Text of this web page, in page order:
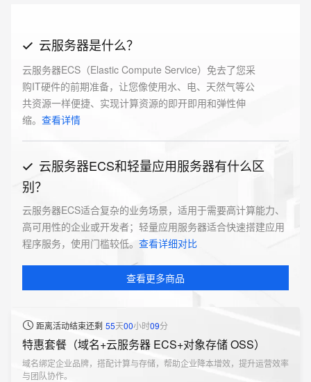
云服务器是什么？
云服务器ECS（Elastic Compute Service）免去了您采
购IT硬件的前期准备，让您像使用水、电、天然气等公
共资源一样便捷、实现计算资源的即开即用和弹性伸
缩。 查看详情
云服务器ECS和轻量应用服务器有什么区
别？
云服务器ECS适合复杂的业务场景，适用于需要高计算能力、
高可用性的企业或开发者；轻量应用服务器适合快速搭建应用
程序服务，使用门槛较低。 查看详细对比
查看更多商品
距离活动结束还剩 55天00小时09分
特惠套餐（域名+云服务器 ECS+对象存储 OSS）
域名绑定企业品牌，搭配计算与存储，帮助企业降本增效，提升运营效率
与团队协作。